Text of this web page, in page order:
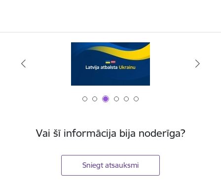
Vai šī informācija bija noderīga?
Sniegt atsauksmi